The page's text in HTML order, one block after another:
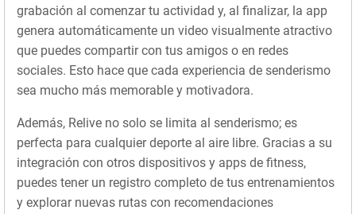
grabación al comenzar tu actividad y, al finalizar, la app
genera automáticamente un video visualmente atractivo
que puedes compartir con tus amigos o en redes
sociales. Esto hace que cada experiencia de senderismo
sea mucho más memorable y motivadora.
Además, Relive no solo se limita al senderismo; es
perfecta para cualquier deporte al aire libre. Gracias a su
integración con otros dispositivos y apps de fitness,
puedes tener un registro completo de tus entrenamientos
y explorar nuevas rutas con recomendaciones